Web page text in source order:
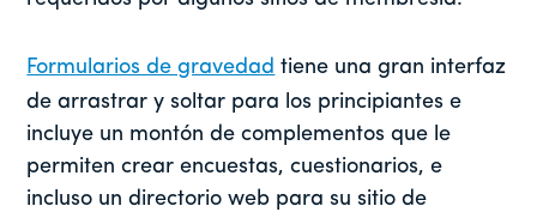
Formularios de gravedad tiene una gran interfaz
de arrastrar y soltar para los principiantes e
incluye un montón de complementos que le
permiten crear encuestas, cuestionarios, e
incluso un directorio web para su sitio de